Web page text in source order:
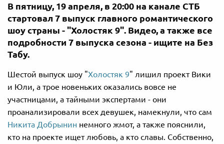
В пятницу, 19 апреля, в 20:00 на канале СТБ
стартовал 7 выпуск главного романтического
шоу страны - "Холостяк 9". Видео, а также все
подробности 7 выпуска сезона - ищите на Без
Табу.
Шестой выпуск шоу "Холостяк 9" лишил проект Вики
и Юли, а трое новеньких оказались вовсе не
участницами, а тайными экспертами - они
проанализировали всех девушек, намекнули, что сам
Никита Добрынин немного жмот, а также пояснили,
кто на проекте ищет любовь, а кто славы. Собственно,